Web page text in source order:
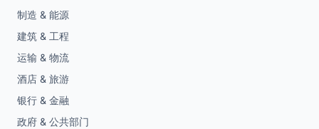
制造 & 能源
建筑 & 工程
运输 & 物流
酒店 & 旅游
银行 & 金融
政府 & 公共部门